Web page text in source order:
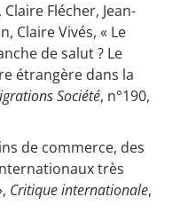
Flécher, Jean-
Claire Vivés, « Le
de salut ? Le
étrangère dans la
Société, n°190,
de commerce, des
très
Critique internationale,